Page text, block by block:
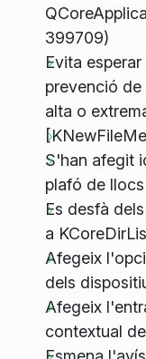
399709)
Evita
prevenció
alta o
S'han afegit
plafó de
Es desfà
a
Afegeix
dels
Afegeix
contextual